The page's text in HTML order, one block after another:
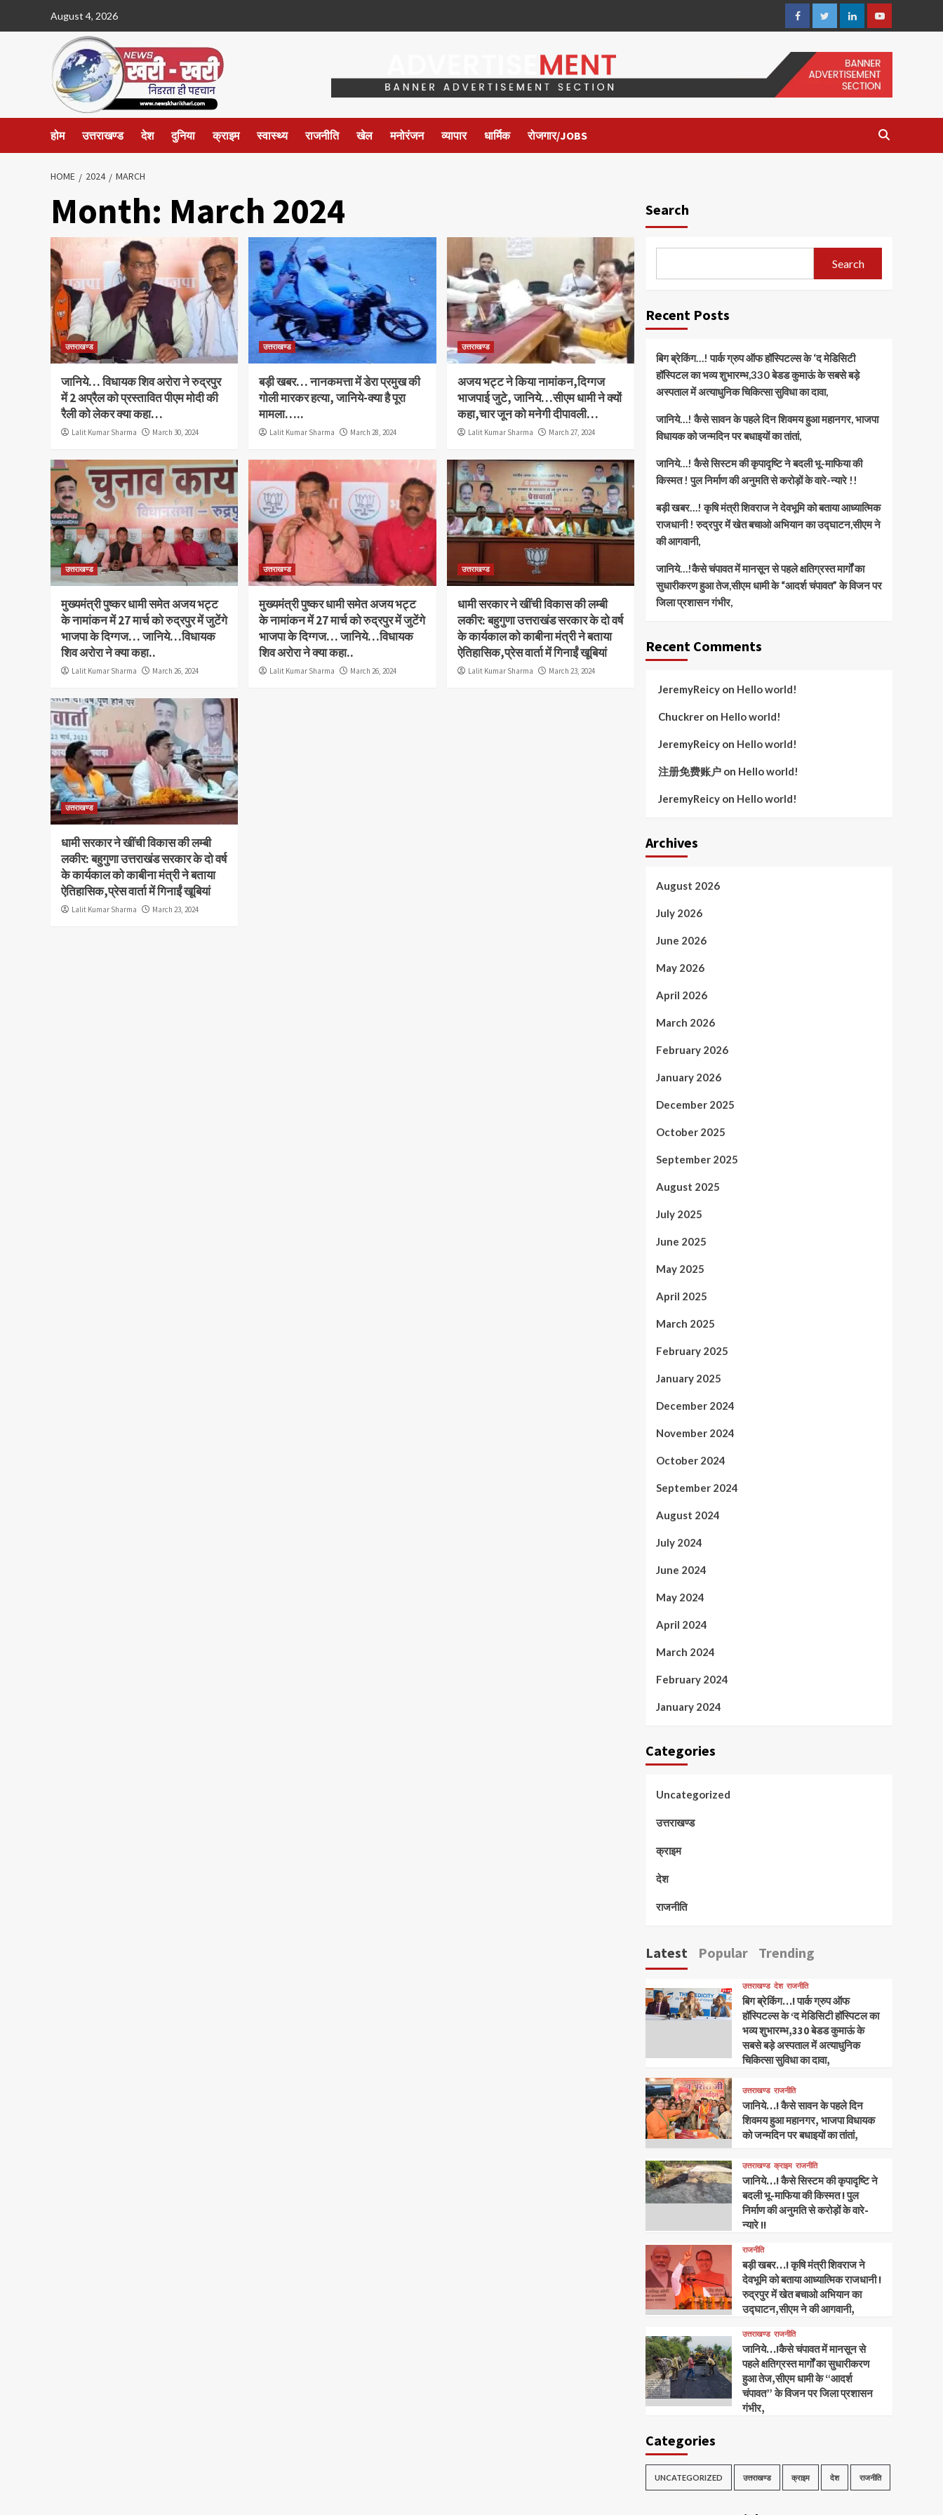
August 4, 2026
FacebookTwitterLinkedinYoutube
होम उत्तराखण्ड देश दुनिया क्राइम स्वास्थ्य राजनीति खेल मनोरंजन व्यापार धार्मिक रोजगार/JOBS
HOME 2024 MARCH
Month: March 2024
उत्तराखण्ड
जानिये… विधायक शिव अरोरा ने रुद्रपुर
में 2 अप्रैल को प्रस्तावित पीएम मोदी की
रैली को लेकर क्या कहा…
Lalit Kumar Sharma March 30, 2024
उत्तराखण्ड
बड़ी खबर… नानकमत्ता में डेरा प्रमुख की
गोली मारकर हत्या, जानिये-क्या है पूरा
मामला…..
Lalit Kumar Sharma March 28, 2024
उत्तराखण्ड
अजय भट्ट ने किया नामांकन,दिग्गज
भाजपाई जुटे, जानिये…सीएम धामी ने क्यों
कहा,चार जून को मनेगी दीपावली…
Lalit Kumar Sharma March 27, 2024
उत्तराखण्ड
मुख्यमंत्री पुष्कर धामी समेत अजय भट्ट
के नामांकन में 27 मार्च को रुद्रपुर में जुटेंगे
भाजपा के दिग्गज… जानिये…विधायक
शिव अरोरा ने क्या कहा..
Lalit Kumar Sharma March 26, 2024
उत्तराखण्ड
मुख्यमंत्री पुष्कर धामी समेत अजय भट्ट
के नामांकन में 27 मार्च को रुद्रपुर में जुटेंगे
भाजपा के दिग्गज… जानिये…विधायक
शिव अरोरा ने क्या कहा..
Lalit Kumar Sharma March 26, 2024
उत्तराखण्ड
धामी सरकार ने खींची विकास की लम्बी
लकीर: बहुगुणा उत्तराखंड सरकार के दो वर्ष
के कार्यकाल को काबीना मंत्री ने बताया
ऐतिहासिक,प्रेस वार्ता में गिनाईं खूबियां
Lalit Kumar Sharma March 23, 2024
उत्तराखण्ड
धामी सरकार ने खींची विकास की लम्बी
लकीर: बहुगुणा उत्तराखंड सरकार के दो वर्ष
के कार्यकाल को काबीना मंत्री ने बताया
ऐतिहासिक,प्रेस वार्ता में गिनाईं खूबियां
Lalit Kumar Sharma March 23, 2024
Search
Search
Recent Posts
बिग ब्रेकिंग…! पार्क ग्रुप ऑफ हॉस्पिटल्स के ‘द मेडिसिटी
हॉस्पिटल का भव्य शुभारम्भ,330 बेडड कुमाऊं के सबसे बड़े
अस्पताल में अत्याधुनिक चिकित्सा सुविधा का दावा,
जानिये…! कैसे सावन के पहले दिन शिवमय हुआ महानगर, भाजपा
विधायक को जन्मदिन पर बधाइयों का तांतां,
जानिये…! कैसे सिस्टम की कृपादृष्टि ने बदली भू-माफिया की
किस्मत ! पुल निर्माण की अनुमति से करोड़ों के वारे-न्यारे !!
बड़ी खबर…! कृषि मंत्री शिवराज ने देवभूमि को बताया आध्यात्मिक
राजधानी ! रुद्रपुर में खेत बचाओ अभियान का उद्घाटन,सीएम ने
की आगवानी,
जानिये…!कैसे चंपावत में मानसून से पहले क्षतिग्रस्त मार्गों का
सुधारीकरण हुआ तेज,सीएम धामी के “आदर्श चंपावत” के विजन पर
जिला प्रशासन गंभीर,
Recent Comments
JeremyReicyon Hello world!
Chuckreron Hello world!
JeremyReicyon Hello world!
注册免费账户on Hello world!
JeremyReicyon Hello world!
Archives
August 2026
July 2026
June 2026
May 2026
April 2026
March 2026
February 2026
January 2026
December 2025
October 2025
September 2025
August 2025
July 2025
June 2025
May 2025
April 2025
March 2025
February 2025
January 2025
December 2024
November 2024
October 2024
September 2024
August 2024
July 2024
June 2024
May 2024
April 2024
March 2024
February 2024
January 2024
Categories
Uncategorized
उत्तराखण्ड
क्राइम
देश
राजनीति
Latest Popular Trending
उत्तराखण्ड देश राजनीति
बिग ब्रेकिंग…! पार्क ग्रुप ऑफ
हॉस्पिटल्स के ‘द मेडिसिटी हॉस्पिटल का
भव्य शुभारम्भ,330 बेडड कुमाऊं के
सबसे बड़े अस्पताल में अत्याधुनिक
चिकित्सा सुविधा का दावा,
उत्तराखण्ड राजनीति
जानिये…! कैसे सावन के पहले दिन
शिवमय हुआ महानगर, भाजपा विधायक
को जन्मदिन पर बधाइयों का तांतां,
उत्तराखण्ड क्राइम राजनीति
जानिये…! कैसे सिस्टम की कृपादृष्टि ने
बदली भू-माफिया की किस्मत ! पुल
निर्माण की अनुमति से करोड़ों के वारे-
न्यारे !!
राजनीति
बड़ी खबर…! कृषि मंत्री शिवराज ने
देवभूमि को बताया आध्यात्मिक राजधानी !
रुद्रपुर में खेत बचाओ अभियान का
उद्घाटन,सीएम ने की आगवानी,
उत्तराखण्ड राजनीति
जानिये…!कैसे चंपावत में मानसून से
पहले क्षतिग्रस्त मार्गों का सुधारीकरण
हुआ तेज,सीएम धामी के “आदर्श
चंपावत” के विजन पर जिला प्रशासन
गंभीर,
Categories
UNCATEGORIZED उत्तराखण्ड क्राइम देश राजनीति